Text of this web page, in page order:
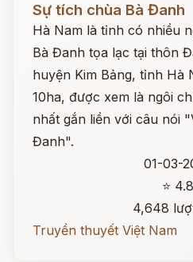
Sự tích chùa Bà Đanh
Hà Nam là tỉnh có nhiều
Bà Đanh tọa lạc tại thôn
huyện Kim Bảng, tỉnh Hà
10ha, được xem là ngôi
nhất gắn liền với câu nói
Đanh".
01-03-
⭐ 4.8
4,648
Truyền thuyết Việt Nam